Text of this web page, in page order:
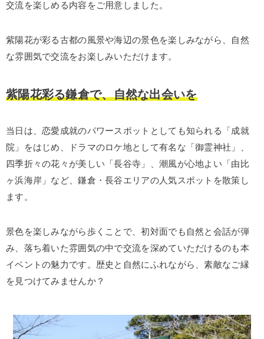
交流を楽しめる内容をご用意しました。
紫陽花が彩る古都の風景や海辺の景色を楽しみながら、自然
な雰囲気で交流をお楽しみいただけます。
紫陽花彩る鎌倉で、自然な出会いを
当日は、恋愛成就のパワースポットとしても知られる「成就
院」をはじめ、ドラマのロケ地として有名な「御霊神社」、
四季折々の花々が美しい「長谷寺」、潮風が心地よい「由比
ヶ浜海岸」など、鎌倉・長谷エリアの人気スポットを散策し
ます。
景色を楽しみながら歩くことで、初対面でも自然と会話が弾
み、落ち着いた雰囲気の中で交流を深めていただけるのも本
イベントの魅力です。歴史と自然にふれながら、素敵なご縁
を見つけてみませんか？